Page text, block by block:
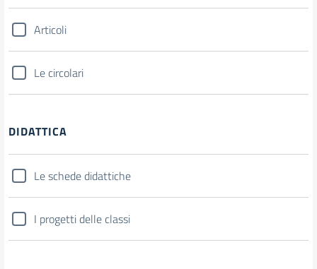
Articoli
Le circolari
DIDATTICA
Le schede didattiche
I progetti delle classi